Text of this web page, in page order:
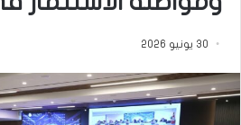
30 يونيو 2026